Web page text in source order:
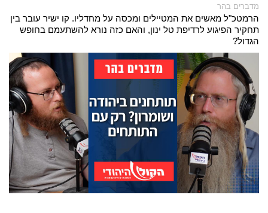
מדברים בהר
הרמטכ"ל מאשים את המטיילים ומכסה על מחדליו. קו ישיר עובר בין
תחקיר הפיגוע לרדיפת טל ינון, והאם כזה נורא להשתעמם בחופש
הגדול?